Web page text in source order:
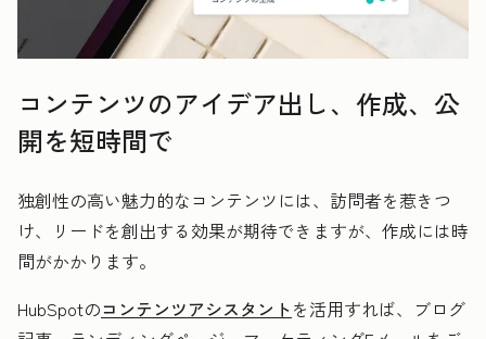
コンテンツのアイデア出し、作成、公
開を短時間で
独創性の高い魅力的なコンテンツには、訪問者を惹きつ
け、リードを創出する効果が期待できますが、作成には時
間がかかります。
HubSpotのコンテンツアシスタントを活用すれば、ブログ